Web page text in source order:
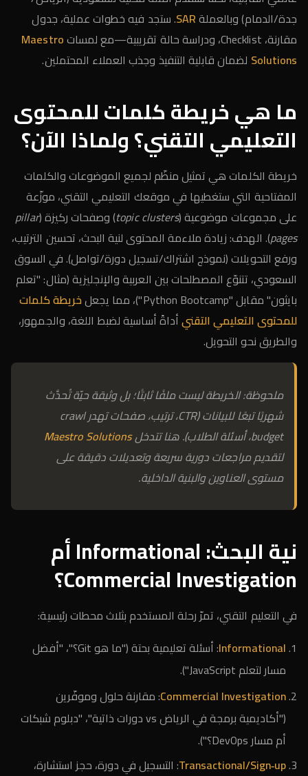
جدة/الدمام) وبالعملةSAR. ستجد فيه خطوات عملية، جدول
مقارنة، Checklist، ودراسة حالة تقريبية—مع لمسات
Maestro
Solutions لضمان قابلية التنفيذ وجذب العملاء المحتملين.
ما هي خريطة كلمات للمحتوى
التعليمي التقني؟ ولماذا الآن؟
خريطة الكلمات هي تمثيل منظّم لجميع الموضوعات والكلمات
المفتاحية التي ستغطيها في موقعك التعليمي التقني، موزّعة
على مجموعات موضوعية (topic clusters) وصفحات ركيزة (pillar
pages). الهدف: زيادة ملاءمة المحتوى لنية البحث، تحسين الترتيب،
ورفع التحويلات (نموذج اشتراك/تسجيل دورة/تواصل). في السوق
السعودي، تتنوّع المصطلحات بين العربية والإنجليزية (مثال: "تعلم
بايثون" مقابل "Python Bootcamp")، مما يجعل
خريطة كلمات
للمحتوى التعليمي التقنيأداةً أساسية لضبط اللغة، والجمهور،
والطريق نحو التحويل.
ملحوظة: الخريطة ليست ملفًا ثابتًا؛ بل وثيقة حيّة تُحدَّث
شهريًا تبعًا للبيانات (CTR، ترتيب، صفحات تهدر crawl
budget، أسئلة الطلاب). هنا تتدخل
Maestro Solutions
لتقديم مراجعات دورية سريعة وتعديلات دقيقة على
مستوى العناوين والبنية الداخلية.
نية البحث: Informational أم
Commercial Investigation؟
في التعليم التقني، تمرّ رحلة المستخدم بثلاث محطات رئيسية:
Informational
: أسئلة تعليمية بحتة ("ما هو Git؟"، "أفضل
مسار لتعلم JavaScript").
Commercial Investigation: مقارنة حلول وموفّرين
("أكاديمية برمجة في الرياض vs دورات ذاتية"، "دبلوم شبكات
أم مسار DevOps؟").
Transactional/Sign‑up: التسجيل في دورة، حجز استشارة،